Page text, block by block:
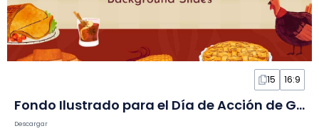
15 16:9
Fondo Ilustrado para el Día de Acción de Gracias Canadiense en Diapositivas
Descargar